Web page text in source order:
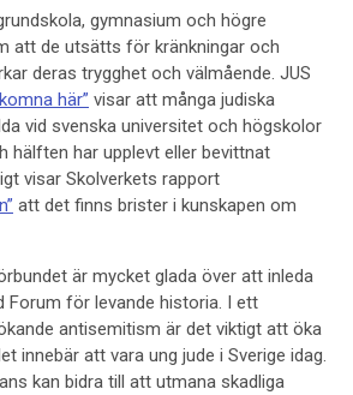
gymnasium och högre
att de utsätts för kränkningar och
deras trygghet och välmående. JUS
här” visar att många judiska
vid svenska universitet och högskolor
hälften har upplevt eller bevittnat
visar Skolverkets rapport
att det finns brister i kunskapen om
är mycket glada över att inleda
Forum för levande historia. I ett
antisemitism är det viktigt att öka
innebär att vara ung jude i Sverige idag.
kan bidra till att utmana skadliga